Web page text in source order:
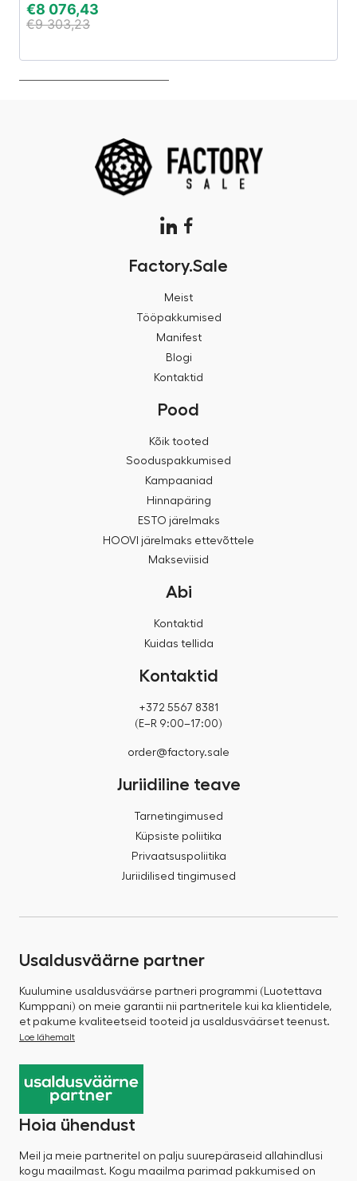
€8 076,43
€9 303,23
Factory.Sale
Meist
Tööpakkumised
Manifest
Blogi
Kontaktid
Pood
Kõik tooted
Sooduspakkumised
Kampaaniad
Hinnapäring
ESTO järelmaks
HOOVI järelmaks ettevõttele
Makseviisid
Abi
Kontaktid
Kuidas tellida
Kontaktid
+372 5567 8381
(E–R 9:00–17:00)
order@factory.sale
Juriidiline teave
Tarnetingimused
Küpsiste poliitika
Privaatsuspoliitika
Juriidilised tingimused
Usaldusväärne partner
Kuulumine usaldusväärse partneri programmi (Luotettava
Kumppani) on meie garantii nii partneritele kui ka klientidele,
et pakume kvaliteetseid tooteid ja usaldusväärset teenust.
Loe lähemalt
Hoia ühendust
Meil ja meie partneritel on palju suurepäraseid allahindlusi
kogu maailmast. Kogu maailma parimad pakkumised on